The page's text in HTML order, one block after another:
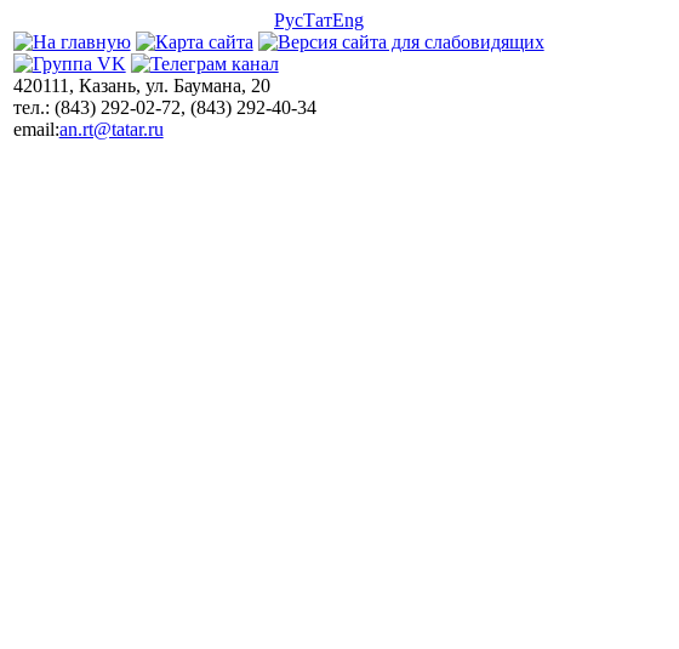
РусТатEng
420111, Казань, ул. Баумана, 20
тел.: (843) 292-02-72, (843) 292-40-34
email:an.rt@tatar.ru